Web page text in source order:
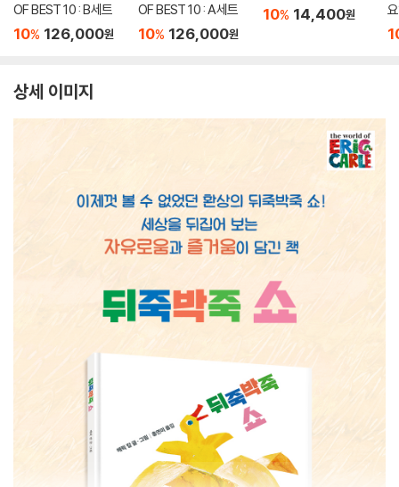
OF BEST 10 : B세트
10% 126,000원
OF BEST 10 : A세트
10% 126,000원
10% 14,400원
상세 이미지